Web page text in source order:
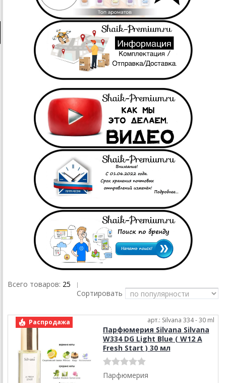
Всего товаров: 25 |
Сортировать
Распродажа арт.: Silvana 334 - 30 ml
Парфюмерия Silvana Silvana
W334 DG Light Blue ( W12 A
Fresh Start ) 30 мл
Парфюмерия